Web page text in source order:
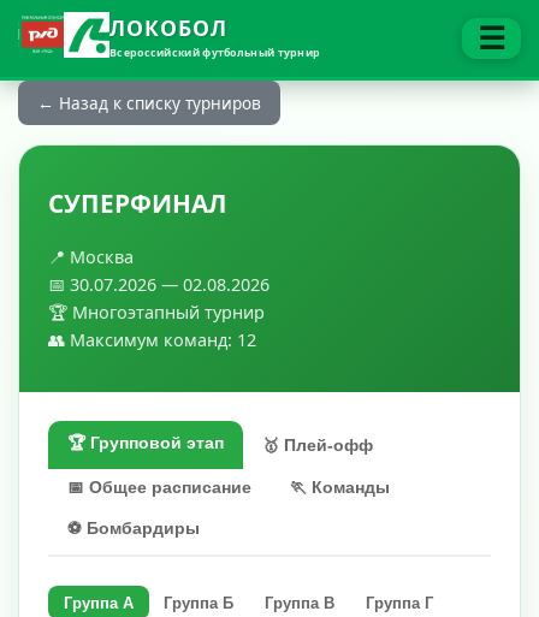
ЛОКОБОЛ
Всероссийский футбольный турнир ☰
← Назад к списку турниров
СУПЕРФИНАЛ
📍 Москва
📅 30.07.2026 — 02.08.2026
🏆 Многоэтапный турнир
👥 Максимум команд: 12
🏆 Групповой этап 🥇 Плей-офф
📅 Общее расписание 🏃 Команды
⚽ Бомбардиры
Группа A Группа Б Группа В Группа Г